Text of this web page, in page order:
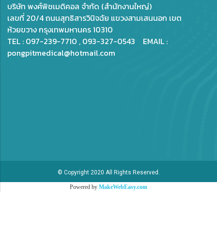
บริษัท พงศ์พิชเมดิคอล จำกัด (สำนักงานใหญ่)
เลขที่ 20/4 ถนนสุทธิสารวินิจฉัย แขวงสามเสนนอก เขต
ห้วยขวาง กรุงเทพมหานคร 10310
TEL : 097-239-7710 , 093-327-0543 EMAIL :
pongpitmedical@hotmail.com
© Copyright 2020 All Rights Reserved.
Powered by MakeWebEasy.com